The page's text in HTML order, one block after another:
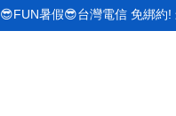
😎FUN暑假😎台灣電信 免綁約